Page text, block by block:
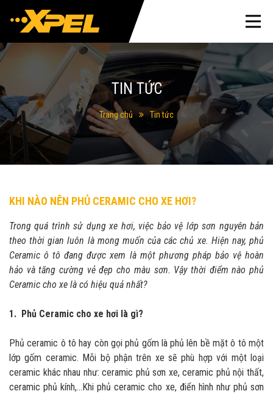
TIN TỨC
Trang chủ Tin tức
KHI NÀO NÊN PHỦ CERAMIC CHO XE HƠI?
Trong quá trình sử dụng xe hơi, việc bảo vệ lớp sơn nguyên bản
theo thời gian luôn là mong muốn của các chủ xe. Hiện nay, phủ
Ceramic ô tô đang được xem là một phương pháp bảo vệ hoàn
hảo và tăng cường vẻ đẹp cho màu sơn. Vậy thời điểm nào phủ
Ceramic cho xe là có hiệu quả nhất?
1. Phủ Ceramic cho xe hơi là gì?
Phủ ceramic ô tô hay còn gọi phủ gốm là phủ lên bề mặt ô tô một
lớp gốm ceramic. Mỗi bộ phận trên xe sẽ phù hợp với một loại
ceramic khác nhau như: ceramic phủ sơn xe, ceramic phủ nội thất,
ceramic phủ kính,…Khi phủ ceramic cho xe, điển hình như phủ sơn